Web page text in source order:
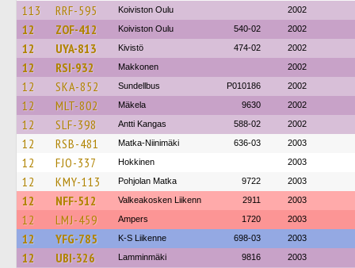
113 RRF-595 Koiviston Oulu 2002
12 ZOF-412 Koiviston Oulu 540-02 2002
12 UYA-813 Kivistö 474-02 2002
12 RSI-932 Makkonen 2002
12 SKA-852 Sundellbus P010186 2002
12 MLT-802 Mäkela 9630 2002
12 SLF-398 Antti Kangas 588-02 2002
12 RSB-481 Matka-Niinimäki 636-03 2003
12 FJO-337 Hokkinen 2003
12 KMY-113 Pohjolan Matka 9722 2003
12 NFF-512 Valkeakosken Liikenn 2911 2003
12 LMJ-459 Ampers 1720 2003
12 YFG-785 K-S Liikenne 698-03 2003
12 UBI-326 Lamminmäki 9816 2003